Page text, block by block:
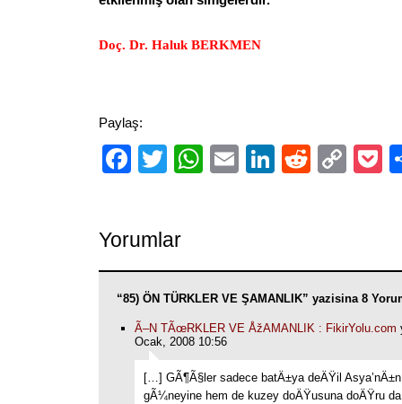
Doç. Dr. Haluk BERKMEN
Paylaş:
Facebook
TwitterWhatsApp
EmailLinkedIn
Reddit
Yorumlar
“85) ÖN TÜRKLER VE ŞAMANLIK” yazisina 8
Ã–N TÃœRKLER VE ÅžAMANLIK : FikirYolu.com
Ocak, 2008 10:56
[…] GÃ¶Ã§ler sadece batÄ±ya deÄŸil
gÃ¼neyine hem de kuzey doÄŸusuna doÄŸru